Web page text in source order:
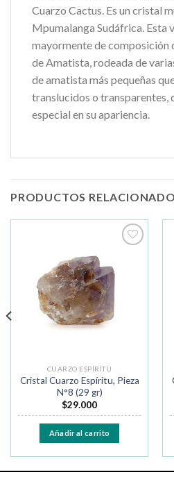
Cuarzo Cactus. Es un cristal
Mpumalanga Sudáfrica. Esta
mayormente de composición
de Amatista, rodeada de
de amatista más pequeñas
translucidos o transparentes,
especial en su apariencia.
PRODUCTOS
lista de
deseos
CUARZO ESPÍRITU
Cristal Cuarzo Espíritu, Pieza
N°8 (29 gr)
$29.000
Añadir al carrito